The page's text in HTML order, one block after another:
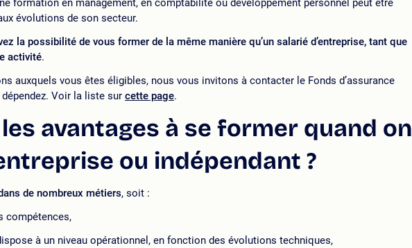
formation en management, en comptabilité ou développement personnel peut être
évolutions de son secteur.
la possibilité de vous former de la même manière qu’un salarié d’entreprise, tant que
activité.
auxquels vous êtes éligibles, nous vous invitons à contacter le Fonds d’assurance
Voir la liste sur cette page.
avantages à se former quand on
ou indépendant ?
de nombreux métiers, soit :
compétences,
à un niveau opérationnel, en fonction des évolutions techniques,